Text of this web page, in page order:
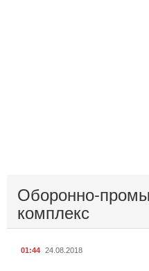
Оборонно-
комплекс
01:44 24.08.2018